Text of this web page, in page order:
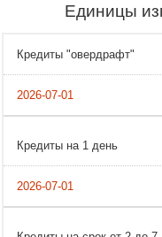
Единицы
Кредиты "овердрафт"
Кредиты на 1 день